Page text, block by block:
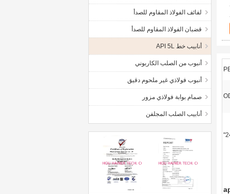
لفائف الفولاذ المقاوم للصدأ
قضبان الفولاذ المقاوم للصدأ
أنابيب خط API 5L
أنبوب من الصلب الكاربوني
أنبوب فولاذي غير ملحوم دقيق
صمام بوابة فولاذي مزور
أنابيب الصلب المجلفن